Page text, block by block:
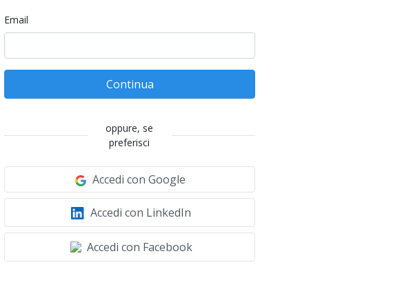
Email
Continua
oppure, se
preferisci
Accedi con Google
Accedi con LinkedIn
Accedi con Facebook